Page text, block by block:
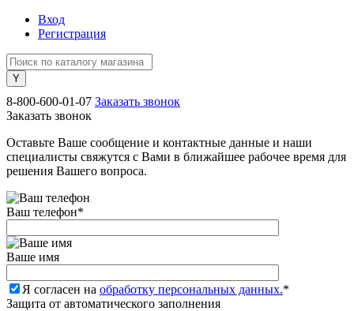
Вход
Регистрация
8-800-600-01-07 Заказать звонок
Заказать звонок
Оставьте Ваше сообщение и контактные данные и наши
специалисты свяжутся с Вами в ближайшее рабочее время для
решения Вашего вопроса.
Ваш телефон*
Ваше имя
Я согласен на обработку персональных данных.*
Защита от автоматического заполнения